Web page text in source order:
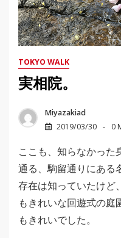
TOKYO WALK
実相院。
Miyazakiad
2019/03/30
0
ここも、知らなかった
通る、駒留通りにある
存在は知っていたけど
もきれいな回遊式の
もきれいでした。